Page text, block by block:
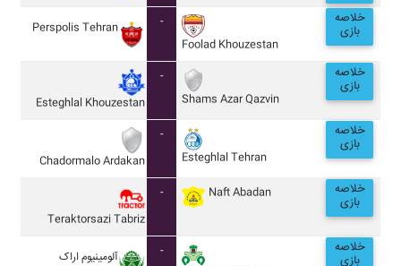
Perspolis Tehran
-
Foolad Khouzestan
خلاصه
بازی
Esteghlal Khouzestan
-
Shams Azar Qazvin
خلاصه
بازی
Chadormalo Ardakan
-
Esteghlal Tehran
خلاصه
بازی
Teraktorsazi Tabriz
- Naft Abadan خلاصه
بازی
آلومينيوم اراک
-
خلاصه
بازی